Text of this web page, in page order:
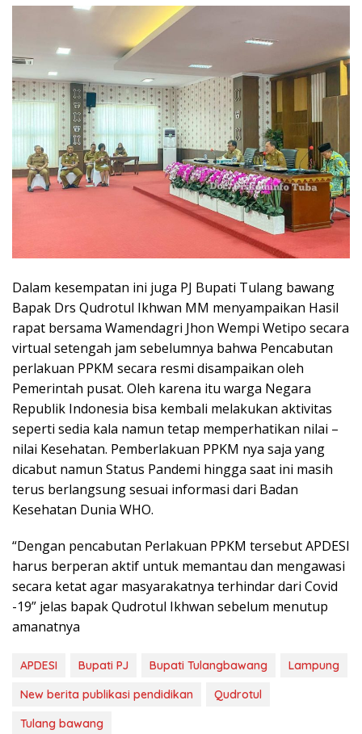
Dalam kesempatan ini juga PJ Bupati Tulang bawang
Bapak Drs Qudrotul Ikhwan MM menyampaikan Hasil
rapat bersama Wamendagri Jhon Wempi Wetipo secara
virtual setengah jam sebelumnya bahwa Pencabutan
perlakuan PPKM secara resmi disampaikan oleh
Pemerintah pusat. Oleh karena itu warga Negara
Republik Indonesia bisa kembali melakukan aktivitas
seperti sedia kala namun tetap memperhatikan nilai –
nilai Kesehatan. Pemberlakuan PPKM nya saja yang
dicabut namun Status Pandemi hingga saat ini masih
terus berlangsung sesuai informasi dari Badan
Kesehatan Dunia WHO.
“Dengan pencabutan Perlakuan PPKM tersebut APDESI
harus berperan aktif untuk memantau dan mengawasi
secara ketat agar masyarakatnya terhindar dari Covid
-19” jelas bapak Qudrotul Ikhwan sebelum menutup
amanatnya
APDESI Bupati PJ Bupati Tulangbawang
Lampung
New berita publikasi pendidikan
Qudrotul
Tulang bawang